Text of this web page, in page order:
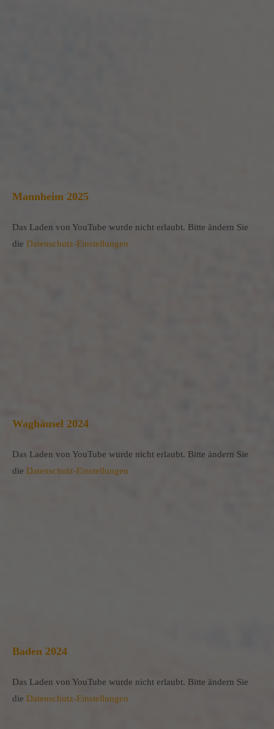
Mannheim 2025
Das Laden von YouTube wurde nicht erlaubt. Bitte ändern Sie
die Datenschutz-Einstellungen
Waghäusel 2024
Das Laden von YouTube wurde nicht erlaubt. Bitte ändern Sie
die Datenschutz-Einstellungen
Baden 2024
Das Laden von YouTube wurde nicht erlaubt. Bitte ändern Sie
die Datenschutz-Einstellungen